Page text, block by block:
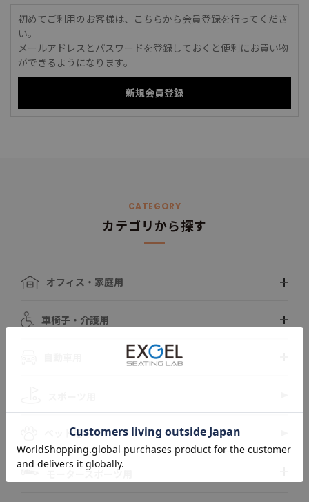
初めてご利用のお客様は、こちらから会員登録を行ってくださ
い。
メールアドレスとパスワードを登録しておくと便利にお買い物
ができるようになります。
CATEGORY
カテゴリから探す
オフィス・家庭用
車椅子・介護用
ペット用
モータースポーツ用